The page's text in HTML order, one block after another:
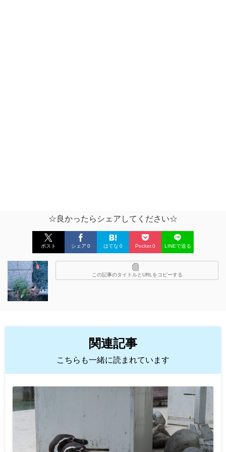
☆良かったらシェアしてください☆
ポスト シェア 0 はてな 0 Pocket0 LINEで送る
この記事のタイトルとURLをコピーする
関連記事
こちらも一緒に読まれています